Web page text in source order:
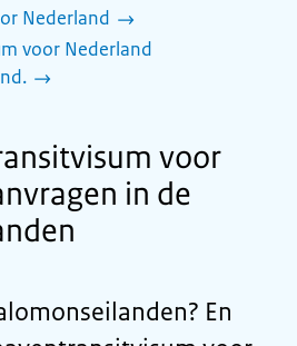
Nederland
voor Nederland
voor
in de
En